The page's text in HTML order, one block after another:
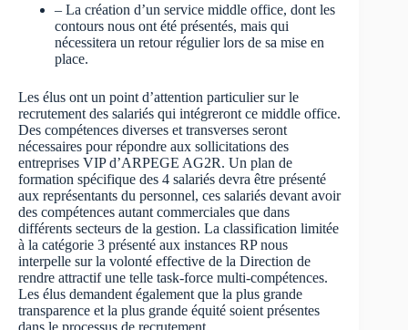
– La création d’un service middle office, dont les
contours nous ont été présentés, mais qui
nécessitera un retour régulier lors de sa mise en
place.
Les élus ont un point d’attention particulier sur le
recrutement des salariés qui intégreront ce middle office.
Des compétences diverses et transverses seront
nécessaires pour répondre aux sollicitations des
entreprises VIP d’ARPEGE AG2R. Un plan de
formation spécifique des 4 salariés devra être présenté
aux représentants du personnel, ces salariés devant avoir
des compétences autant commerciales que dans
différents secteurs de la gestion. La classification limitée
à la catégorie 3 présenté aux instances RP nous
interpelle sur la volonté effective de la Direction de
rendre attractif une telle task-force multi-compétences.
Les élus demandent également que la plus grande
transparence et la plus grande équité soient présentes
dans le processus de recrutement.